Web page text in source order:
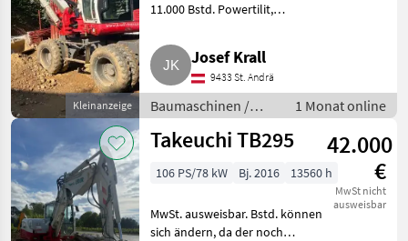
Kleinanzeige
11.000 Bstd. Powertilit,
Sofort verfügbar. MwSt.
ausweisbar. Baumaschinen
Mobilbagger
Josef Krall
9433 St. Andrä
Baumaschinen /
Mobilbagger
1 Monat online
Takeuchi TB295
42.000
€
MwSt nicht
ausweisbar
106 PS/78 kW Bj. 2016 13560 h
MwSt. ausweisbar. Bstd. können
sich ändern, da der noch